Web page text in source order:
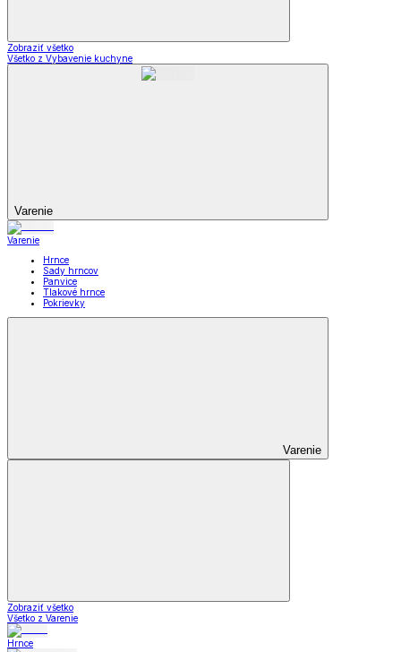
Zobraziť všetko
Všetko z Vybavenie kuchyne
Varenie
Varenie
Hrnce
Sady hrncov
Panvice
Tlakové hrnce
Pokrievky
Varenie
Zobraziť všetko
Všetko z Varenie
Hrnce